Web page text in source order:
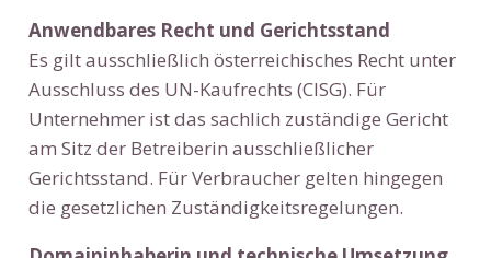
Anwendbares Recht und Gerichtsstand
Es gilt ausschließlich österreichisches Recht unter
Ausschluss des UN-Kaufrechts (CISG). Für
Unternehmer ist das sachlich zuständige Gericht
am Sitz der Betreiberin ausschließlicher
Gerichtsstand. Für Verbraucher gelten hingegen
die gesetzlichen Zuständigkeitsregelungen.